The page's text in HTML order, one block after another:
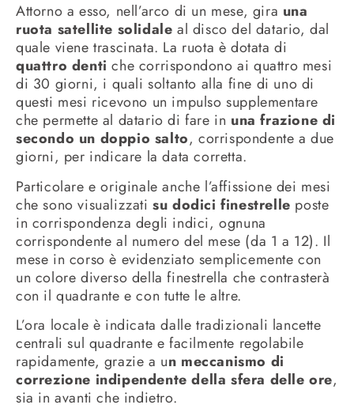
Attorno a esso, nell’arco di un mese, gira una
ruota satellite solidale al disco del datario, dal
quale viene trascinata. La ruota è dotata di
quattro denti che corrispondono ai quattro mesi
di 30 giorni, i quali soltanto alla fine di uno di
questi mesi ricevono un impulso supplementare
che permette al datario di fare in una frazione di
secondo un doppio salto, corrispondente a due
giorni, per indicare la data corretta.
Particolare e originale anche l’affissione dei mesi
che sono visualizzatisu dodici finestrelle poste
in corrispondenza degli indici, ognuna
corrispondente al numero del mese (da 1 a 12). Il
mese in corso è evidenziato semplicemente con
un colore diverso della finestrella che contrasterà
con il quadrante e con tutte le altre.
L’ora locale è indicata dalle tradizionali lancette
centrali sul quadrante e facilmente regolabile
rapidamente, grazie a un meccanismo di
correzione indipendente della sfera delle ore,
sia in avanti che indietro.